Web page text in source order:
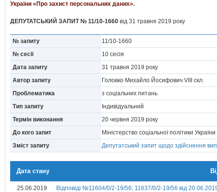
України «Про захист персональних даних».
ДЕПУТАТСЬКИЙ ЗАПИТ № 11/10-1660 від 31 травня 2019 року
№ запиту
11/10-1660
№ сесії
10 сесія
Дата запиту
31 травня 2019 року
Автор запиту
Головко Михайло Йосифович VIII скл.
Проблематика
з соціальних питань
Тип запиту
Індивідуальний
Термін виконання
20 червня 2019 року
До кого запит
Міністерство соціальної політики
Зміст запиту
Депутатський запит щодо здійснення
Дата стану
25.06.2019
Відповіді №11604/0/2-19/56; 11637/0/2-19/56 від